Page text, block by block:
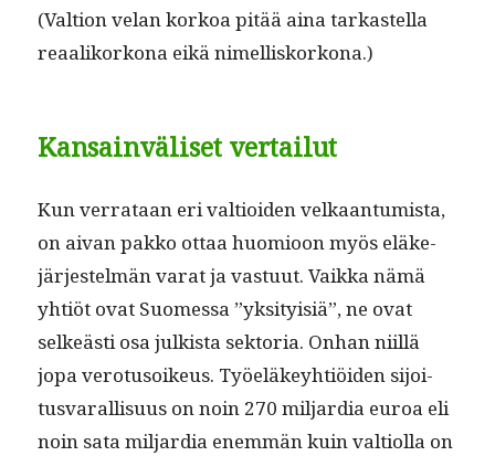
(Val­tion velan korkoa pitää aina tarkastel­la
reaa­liko­rkona eikä nimelliskorkona.)
Kansainväliset vertailut
Kun ver­rataan eri val­tioiden velka­an­tu­mista,
on aivan pakko ottaa huomioon myös eläke­
jär­jestelmän varat ja vas­tu­ut. Vaik­ka nämä
yhtiöt ovat Suomes­sa ”yksi­ty­isiä”, ne ovat
selkeästi osa julk­ista sek­to­ria. Onhan niil­lä
jopa vero­tu­soikeus. Työeläkey­htiöi­den sijoi­
tus­var­al­lisu­us on noin 270 mil­jar­dia euroa eli
noin sata mil­jar­dia enem­män kuin val­ti­ol­la on